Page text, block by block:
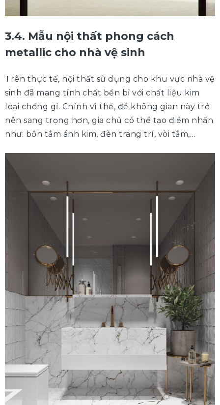
3.4. Mẫu nội thất phong cách
metallic cho nhà vệ sinh
Trên thực tế, nội thất sử dụng cho khu vực nhà vệ
sinh đã mang tính chất bền bỉ với chất liệu kim
loại chống gỉ. Chính vì thế, để không gian này trở
nên sang trọng hơn, gia chủ có thể tạo điểm nhấn
như: bồn tắm ánh kim, đèn trang trí, vòi tắm,…